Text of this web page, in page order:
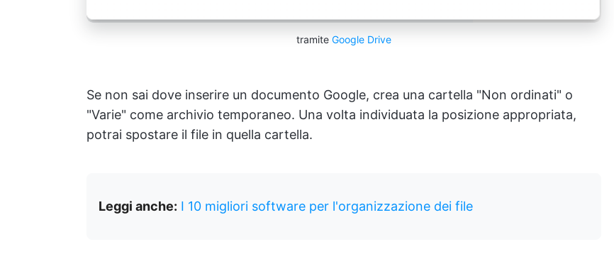
tramite Google Drive
Se non sai dove inserire un documento Google, crea una cartella "Non ordinati" o
"Varie" come archivio temporaneo. Una volta individuata la posizione appropriata,
potrai spostare il file in quella cartella.
Leggi anche: I 10 migliori software per l'organizzazione dei file